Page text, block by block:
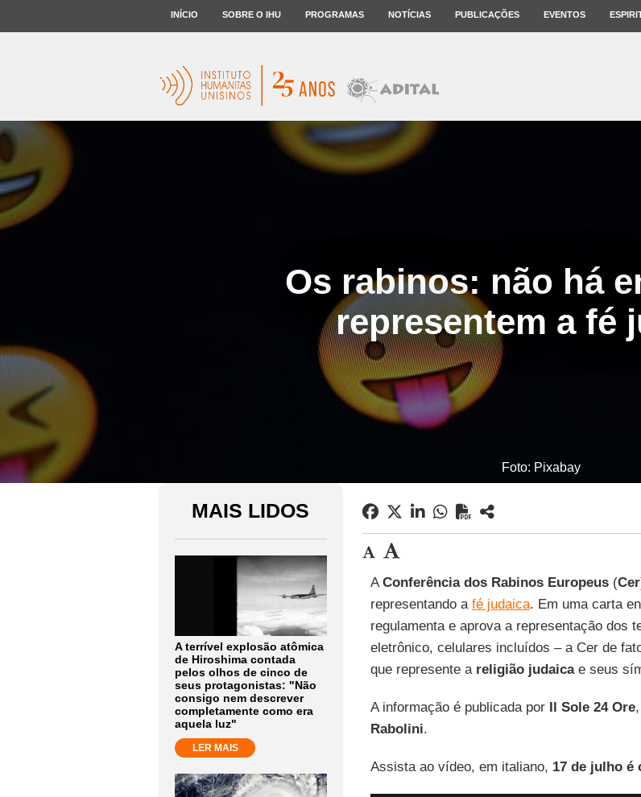
INÍCIO SOBRE O IHU PROGRAMAS NOTÍCIAS PUBLICAÇÕES EVENTOS
Os rabinos: não há
representem a fé
Foto: Pixabay
MAIS LIDOS
A terrível explosão atômica
de Hiroshima contada
pelos olhos de cinco de
seus protagonistas: "Não
consigo nem descrever
completamente como era
aquela luz"
LER MAIS
AConferência dos Rabinos Europeus(Cer
representando a fé judaica. Em uma carta
regulamenta e aprova a representação dos
eletrônico, celulares incluídos – a Cer de
que represente a religião judaicae seus
A informação é publicada por Il Sole 24 Ore
Rabolini.
Assista ao vídeo, em italiano, 17 de julho é